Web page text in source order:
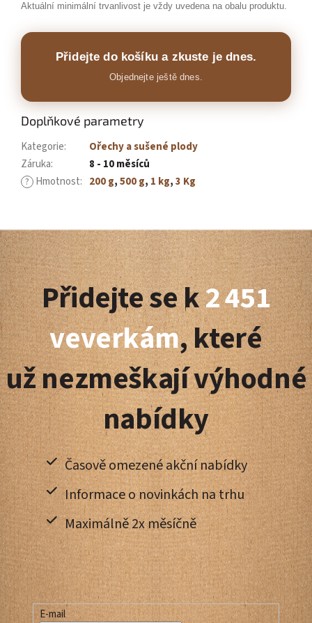
Aktuální minimální trvanlivost je vždy uvedena na obalu produktu.
Přidejte do košíku a zkuste je dnes.
Objednejte ještě dnes.
Doplňkové parametry
Kategorie:
Ořechy a sušené plody
Záruka: 8 - 10 měsíců
? Hmotnost: 200 g,500 g, 1 kg,3 Kg
Z
á
p
a
t
í
Přidejte se k2 451
veverkám, které
už nezmeškají výhodné
nabídky
Časově omezené akční nabídky
Informace o novinkách na trhu
Maximálně 2x měsíčně
E-mail